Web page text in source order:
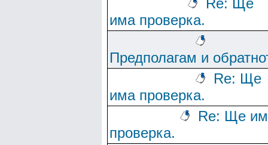
Re: Ще
има проверка.
Предполагам и
Re: Ще
има проверка.
Re: Ще
проверка.